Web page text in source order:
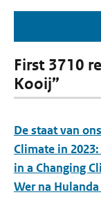
First 3710
Kooij”
De staat van
Climate in
in a Changing
Wer na